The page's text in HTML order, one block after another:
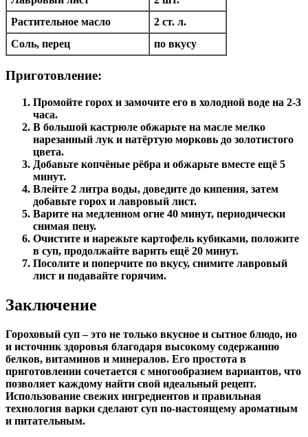
Растительное масло
2 ст. л.
Соль, перец
по вкусу
Приготовление:
Промойте горох и замочите его в холодной воде на 2-3
часа.
В большой кастрюле обжарьте на масле мелко
нарезанный лук и натёртую морковь до золотистого
цвета.
Добавьте копчёные рёбра и обжарьте вместе ещё 5
минут.
Влейте 2 литра воды, доведите до кипения, затем
добавьте горох и лавровый лист.
Варите на медленном огне 40 минут, периодически
снимая пену.
Очистите и нарежьте картофель кубиками, положите
в суп, продолжайте варить ещё 20 минут.
Посолите и поперчите по вкусу, снимите лавровый
лист и подавайте горячим.
Заключение
Гороховый суп – это не только вкусное и сытное блюдо, но
и источник здоровья благодаря высокому содержанию
белков, витаминов и минералов. Его простота в
приготовлении сочетается с многообразием вариантов, что
позволяет каждому найти свой идеальный рецепт.
Использование свежих ингредиентов и правильная
технология варки сделают суп по-настоящему ароматным
и питательным.